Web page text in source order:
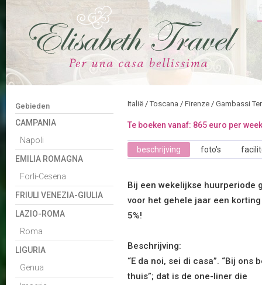
Gebieden
CAMPANIA
Napoli
EMILIA ROMAGNA
Forli-Cesena
FRIULI VENEZIA-GIULIA
LAZIO-ROMA
Roma
LIGURIA
Genua
Italië / Toscana / Firenze / Gambassi
Te boeken vanaf: 865 euro per week
beschrijving foto's
Bij een wekelijkse huurperiode
voor het gehele jaar een korting
5%!
Beschrijving:
“E da noi, sei di casa”. “Bij ons
thuis”; dat is de one-liner die